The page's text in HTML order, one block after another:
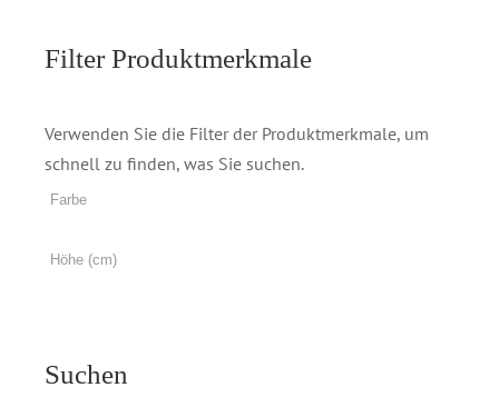
Filter Produktmerkmale
Verwenden Sie die Filter der Produktmerkmale, um
schnell zu finden, was Sie suchen.
Suchen